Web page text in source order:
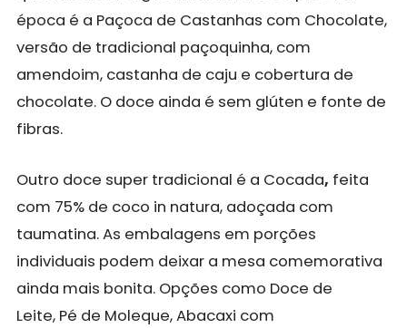
época é a Paçoca de Castanhas com Chocolate,
versão de tradicional paçoquinha, com
amendoim, castanha de caju e cobertura de
chocolate. O doce ainda é sem glúten e fonte de
fibras.
Outro doce super tradicional é a Cocada, feita
com 75% de coco in natura, adoçada com
taumatina. As embalagens em porções
individuais podem deixar a mesa comemorativa
ainda mais bonita. Opções como Doce de
Leite, Pé de Moleque, Abacaxi com